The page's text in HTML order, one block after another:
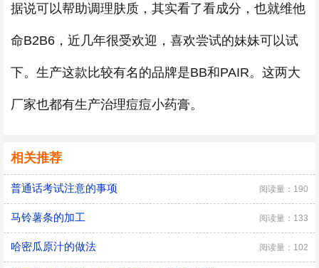
据说可以帮助调理肤质，其实看了看成分，也就维他
命B2B6，近几年很受欢迎，喜欢尝试的妹妹可以试
下。生产这款比较有名的品牌是BB和PAIR。这两大
厂家也都有生产治理痘痘小药膏。
相关推荐
普通话考试注意的事项 阅读量：190
马铃薯条的加工 阅读量：133
哈密瓜原汁的做法 阅读量：102